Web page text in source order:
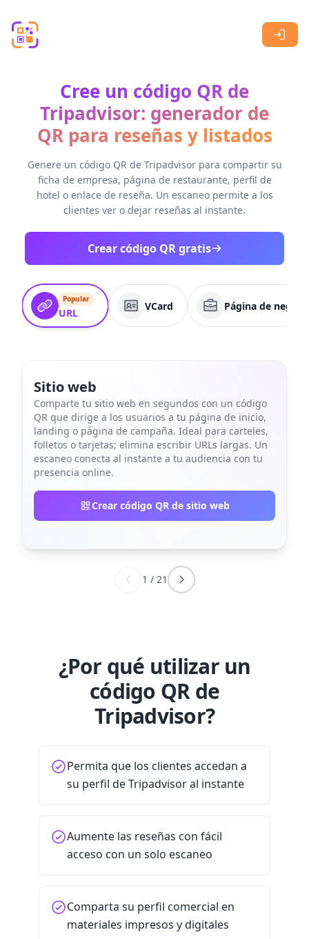
Cree un código QR de
Tripadvisor: generador de
QR para reseñas y listados
Genere un código QR de Tripadvisor para compartir su
ficha de empresa, página de restaurante, perfil de
hotel o enlace de reseña. Un escaneo permite a los
clientes ver o dejar reseñas al instante.
Crear código QR gratis
Popular
URL
VCard Página de
Sitio web
Comparte tu sitio web en segundos con un código
QR que dirige a los usuarios a tu página de inicio,
landing o página de campaña. Ideal para carteles,
folletos o tarjetas; elimina escribir URLs largas. Un
escaneo conecta al instante a tu audiencia con tu
presencia online.
Crear código QR de sitio web
1 / 21
¿Por qué utilizar un
código QR de
Tripadvisor?
Permita que los clientes accedan a
su perfil de Tripadvisor al instante
Aumente las reseñas con fácil
acceso con un solo escaneo
Comparta su perfil comercial en
materiales impresos y digitales